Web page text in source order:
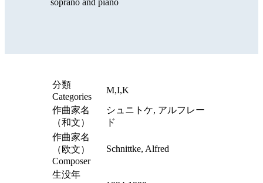
soprano and piano
分類
Categories
M,I,K
作曲家名
（和文）
シュニトケ, アルフレー
ド
作曲家名
（欧文）
Composer
Schnittke, Alfred
生没年